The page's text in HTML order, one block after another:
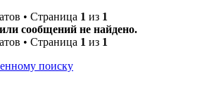
• Страница 1 из 1
сообщений не найдено.
• Страница 1 из 1
поиску